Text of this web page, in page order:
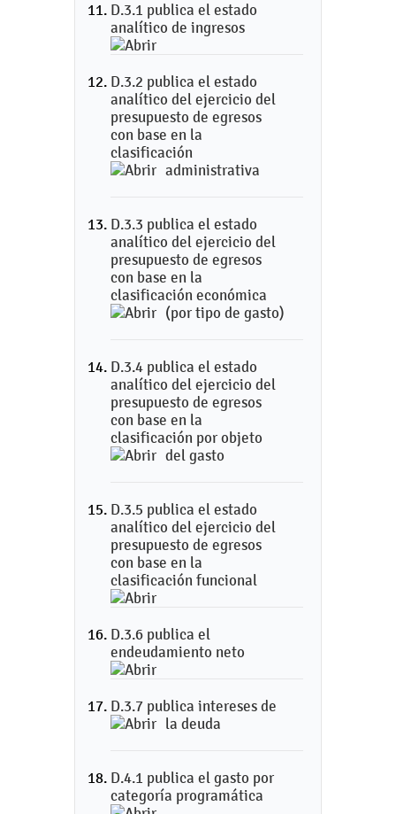
D.3.1 publica el estado
analítico de ingresos
D.3.2 publica el estado
analítico del ejercicio del
presupuesto de egresos
con base en la
clasificación
administrativa
D.3.3 publica el estado
analítico del ejercicio del
presupuesto de egresos
con base en la
clasificación económica
(por tipo de gasto)
D.3.4 publica el estado
analítico del ejercicio del
presupuesto de egresos
con base en la
clasificación por objeto
del gasto
D.3.5 publica el estado
analítico del ejercicio del
presupuesto de egresos
con base en la
clasificación funcional
D.3.6 publica el
endeudamiento neto
D.3.7 publica intereses de
la deuda
D.4.1 publica el gasto por
categoría programática